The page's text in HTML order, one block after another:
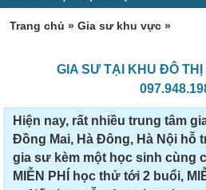
Trang chủ » Gia sư khu vực »
GIA SƯ TẠI KHU ĐÔ THỊ
Hiện nay, rất nhiều trung tâm
Đồng Mai, Hà Đông, Hà Nội hỗ
gia sư kèm một học sinh cùng
MIỄN PHÍ học thử tới 2 buổi,